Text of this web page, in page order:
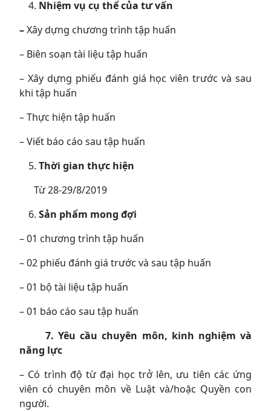
Nhiệm vụ cụ thể của tư vấn
–Xây dựng chương trình tập huấn
– Biên soạn tài liệu tập huấn
– Xây dựng phiếu đánh giá học viên trước và sau
khi tập huấn
– Thực hiện tập huấn
– Viết báo cáo sau tập huấn
Thời gian thực hiện
Từ 28-29/8/2019
Sản phẩm mong đợi
– 01 chương trình tập huấn
– 02 phiếu đánh giá trước và sau tập huấn
– 01 bộ tài liệu tập huấn
– 01 báo cáo sau tập huấn
7. Yêu cầu chuyên môn, kinh nghiệm và
năng lực
– Có trình độ từ đại học trở lên, ưu tiên các ứng
viên có chuyên môn về Luật và/hoặc Quyền con
người.